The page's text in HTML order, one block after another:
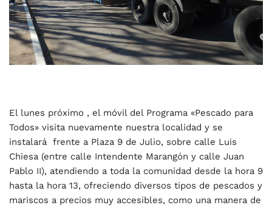
El lunes próximo , el móvil del Programa «Pescado para
Todos» visita nuevamente nuestra localidad y se
instalará frente a Plaza 9 de Julio, sobre calle Luis
Chiesa (entre calle Intendente Marangón y calle Juan
Pablo II), atendiendo a toda la comunidad desde la hora 9
hasta la hora 13, ofreciendo diversos tipos de pescados y
mariscos a precios muy accesibles, como una manera de